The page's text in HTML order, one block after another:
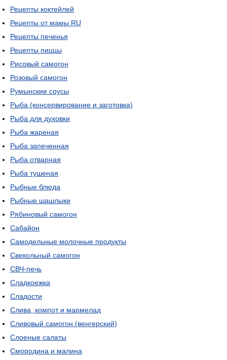
Рецепты коктейлей
Рецепты от мамы RU
Рецепты печенья
Рецепты пиццы
Рисовый самогон
Розовый самогон
Румынские соусы
Рыба (консервирование и заготовка)
Рыба для духовки
Рыба жареная
Рыба запеченная
Рыба отварная
Рыба тушеная
Рыбные блюда
Рыбные шашлыки
Рябиновый самогон
Сабайон
Самодельные молочные продукты
Свекольный самогон
СВЧ-печь
Сладкоежка
Сладости
Слива, компот и мармелад
Сливовый самогон (венгерский)
Слоеные салаты
Смородина и малина